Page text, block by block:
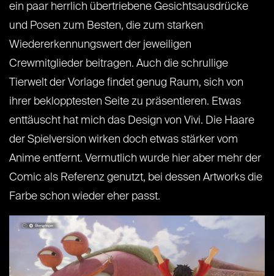
ein paar herrlich übertriebene Gesichtsausdrücke
und Posen zum Besten, die zum starken
Wiedererkennungswert der jeweiligen
Crewmitglieder beitragen. Auch die schrullige
Tierwelt der Vorlage findet genug Raum, sich von
ihrer beklopptesten Seite zu präsentieren. Etwas
enttäuscht hat mich das Design von Vivi. Die Haare
der Spielversion wirken doch etwas stärker vom
Anime entfernt. Vermutlich wurde hier aber mehr der
Comic als Referenz genutzt, bei dessen Artworks die
Farbe schon wieder eher passt.